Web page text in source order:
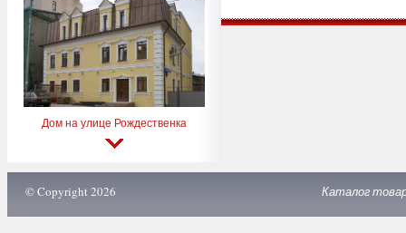
Дом на улице Рождественка
© Copyright 2026 Каталог